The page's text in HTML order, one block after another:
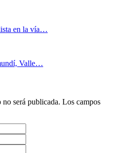
en la vía…
Valle…
será publicada. Los campos